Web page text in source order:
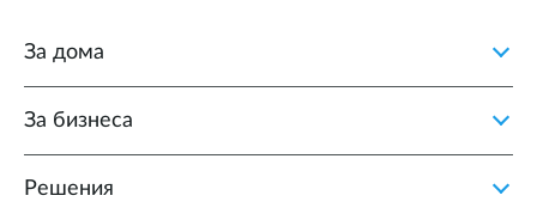
За дома
За бизнеса
Решения